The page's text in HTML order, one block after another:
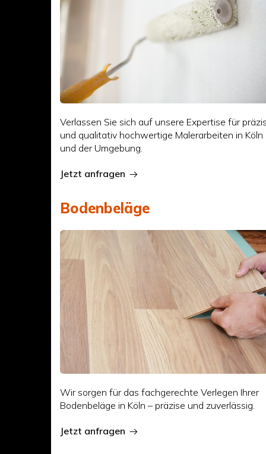
Verlassen Sie sich auf unsere Expertise für
und qualitativ hochwertige Malerarbeiten in Köln
und der Umgebung.
Jetzt anfragen
Bodenbeläge
Wir sorgen für das fachgerechte Verlegen Ihrer
Bodenbeläge in Köln – präzise und zuverlässig.
Jetzt anfragen